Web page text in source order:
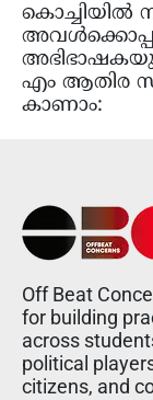
കൊച്ചിയിൽ
എം ആതിര
കാണാം:
Off Beat
for building
across
political
citizens, and